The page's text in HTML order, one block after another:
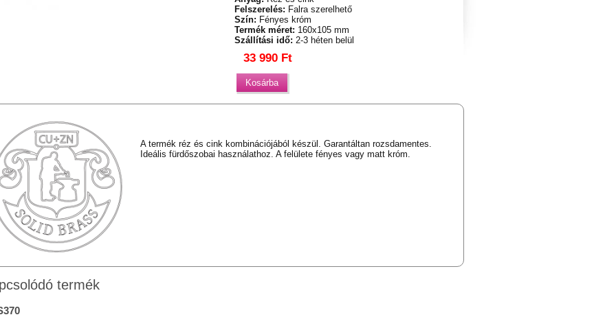
Felszerelés: Falra szerelhető
Szín: Fényes króm
Termék méret: 160x105 mm
Szállítási idő: 2-3 héten belül
33 990 Ft
A termék réz és cink kombinációjából készül. Garantáltan rozsdamentes.
Ideális fürdőszobai használathoz. A felülete fényes vagy matt króm.
termék